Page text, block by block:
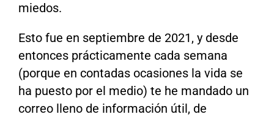
miedos.
Esto fue en septiembre de 2021, y desde
entonces prácticamente cada semana
(porque en contadas ocasiones la vida se
ha puesto por el medio) te he mandado un
correo lleno de información útil, de